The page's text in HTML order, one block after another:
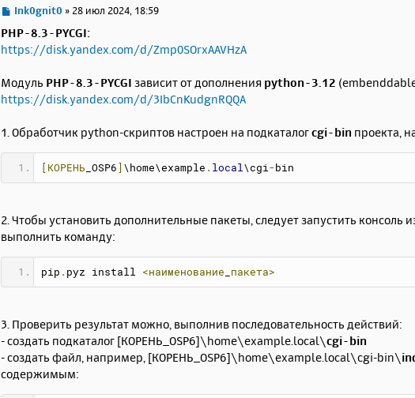
С
о
б
е
н
Ink0gnit0 » 28 июл 2024, 18:59
PHP-8.3-PYCGI:
https://disk.yandex.com/d/Zmp0SOrxAAVHzA
Модуль PHP-8.3-PYCGI зависит от дополнения python-3.12
https://disk.yandex.com/d/3IbCnKudgnRQQA
1. Обработчик python-скриптов настроен на подкаталогcgi-bin проекта,
[КОРЕНЬ _OSP6 \home\example . local \cgi - bin
2. Чтобы установить дополнительные пакеты, следует запустить консоль
выполнить команду:
pip . pyz install <наименование пакета>
3. Проверить результат можно, выполнив последовательность действий:
- создать подкаталог [КОРЕНЬ_OSP6]\home\example.local\cgi-bin
- создать файл, например, [КОРЕНЬ_OSP6]\home\example.local\cgi-bin\
содержимым: